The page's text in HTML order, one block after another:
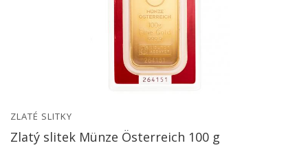
ZLATÉ SLITKY
Zlatý slitek Münze Österreich 100 g